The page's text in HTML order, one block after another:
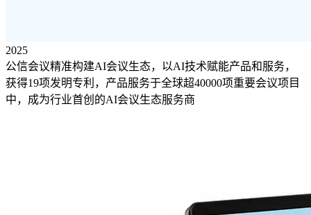
2025
公信会议精准构建AI会议生态，以AI技术赋能产品和服务，
获得19项发明专利，产品服务于全球超40000项重要会议项目
中，成为行业首创的AI会议生态服务商